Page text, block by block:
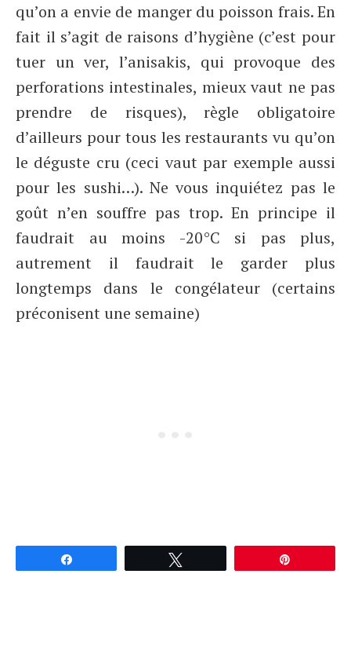
qu’on a envie de manger du poisson frais. En
fait il s’agit de raisons d’hygiène (c’est pour
tuer un ver, l’anisakis, qui provoque des
perforations intestinales, mieux vaut ne pas
prendre de risques), règle obligatoire
d’ailleurs pour tous les restaurants vu qu’on
le déguste cru (ceci vaut par exemple aussi
pour les sushi…). Ne vous inquiétez pas le
goût n’en souffre pas trop. En principe il
faudrait au moins -20°C si pas plus,
autrement il faudrait le garder plus
longtemps dans le congélateur (certains
préconisent une semaine)